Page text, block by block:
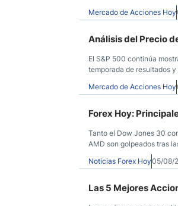
Mercado de Acciones Hoy
Análisis del Precio
El S&P 500 continúa
temporada de resultados
Mercado de Acciones Hoy
Forex Hoy:
Tanto el Dow Jones 30
AMD son golpeados tras
estadounidense continúa
UU.
Noticias Forex Hoy05/08/
Las 5 Mejores